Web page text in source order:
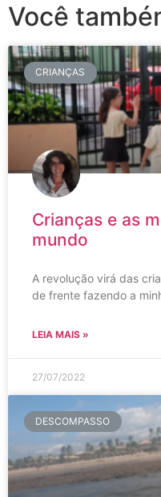
Você
CRIANÇAS
Crianças e as
mundo
A revolução virá das
de frente fazendo a
LEIA MAIS »
27/07/2022
DESCOMPASSO